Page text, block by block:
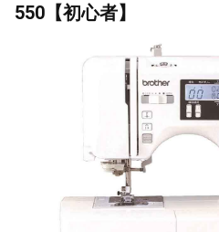
550【初心者】